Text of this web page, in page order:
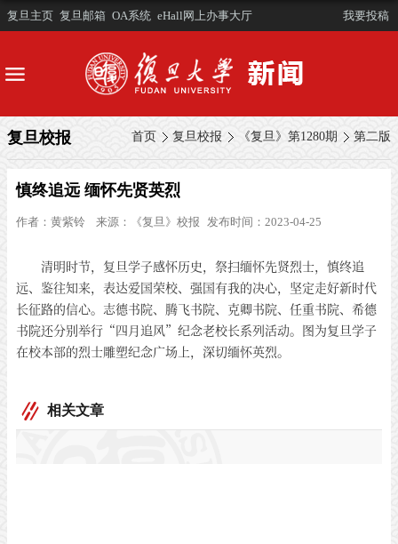
复旦主页 复旦邮箱 OA系统 eHall网上办事大厅 我要投稿
首页 复旦校报 《复旦》第1280期 第二版
复旦校报
慎终追远 缅怀先贤英烈
作者： 黄紫铃 来源： 《复旦》校报 发布时间：2023-04-25
清明时节，复旦学子感怀历史，祭扫缅怀先贤烈士，慎终追
远、鉴往知来，表达爱国荣校、强国有我的决心，坚定走好新时代
长征路的信心。志德书院、腾飞书院、克卿书院、任重书院、希德
书院还分别举行“四月追风”纪念老校长系列活动。图为复旦学子
在校本部的烈士雕塑纪念广场上，深切缅怀英烈。
相关文章